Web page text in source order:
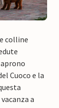
colline
Cuoco e la
a